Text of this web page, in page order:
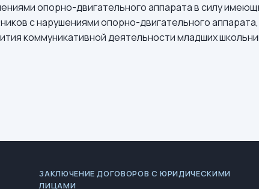
опорно-двигательного аппарата в силу
с нарушениями опорно-двигательного
коммуникативной деятельности младших
ЗАКЛЮЧЕНИЕ ДОГОВОРОВ С ЮРИДИЧЕСКИМИ
ЛИЦАМИ